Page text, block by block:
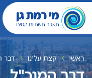
ראשי קצת עלינו דבר